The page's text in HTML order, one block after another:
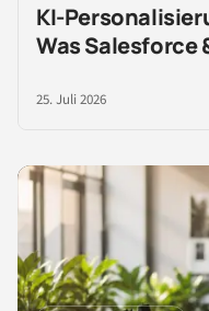
KI-
Was Salesforce
25. Juli 2026